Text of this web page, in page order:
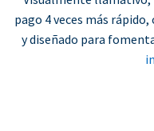
pago 4 veces más
y diseñado para